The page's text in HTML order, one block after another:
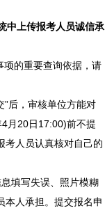
中上传报考人员诚信承
的重要查询依据，请
后，审核单位方能对
月20日17:00)前不提
考人员认真核对自己的
填写失误、照片模糊
本人承担。提交报名申